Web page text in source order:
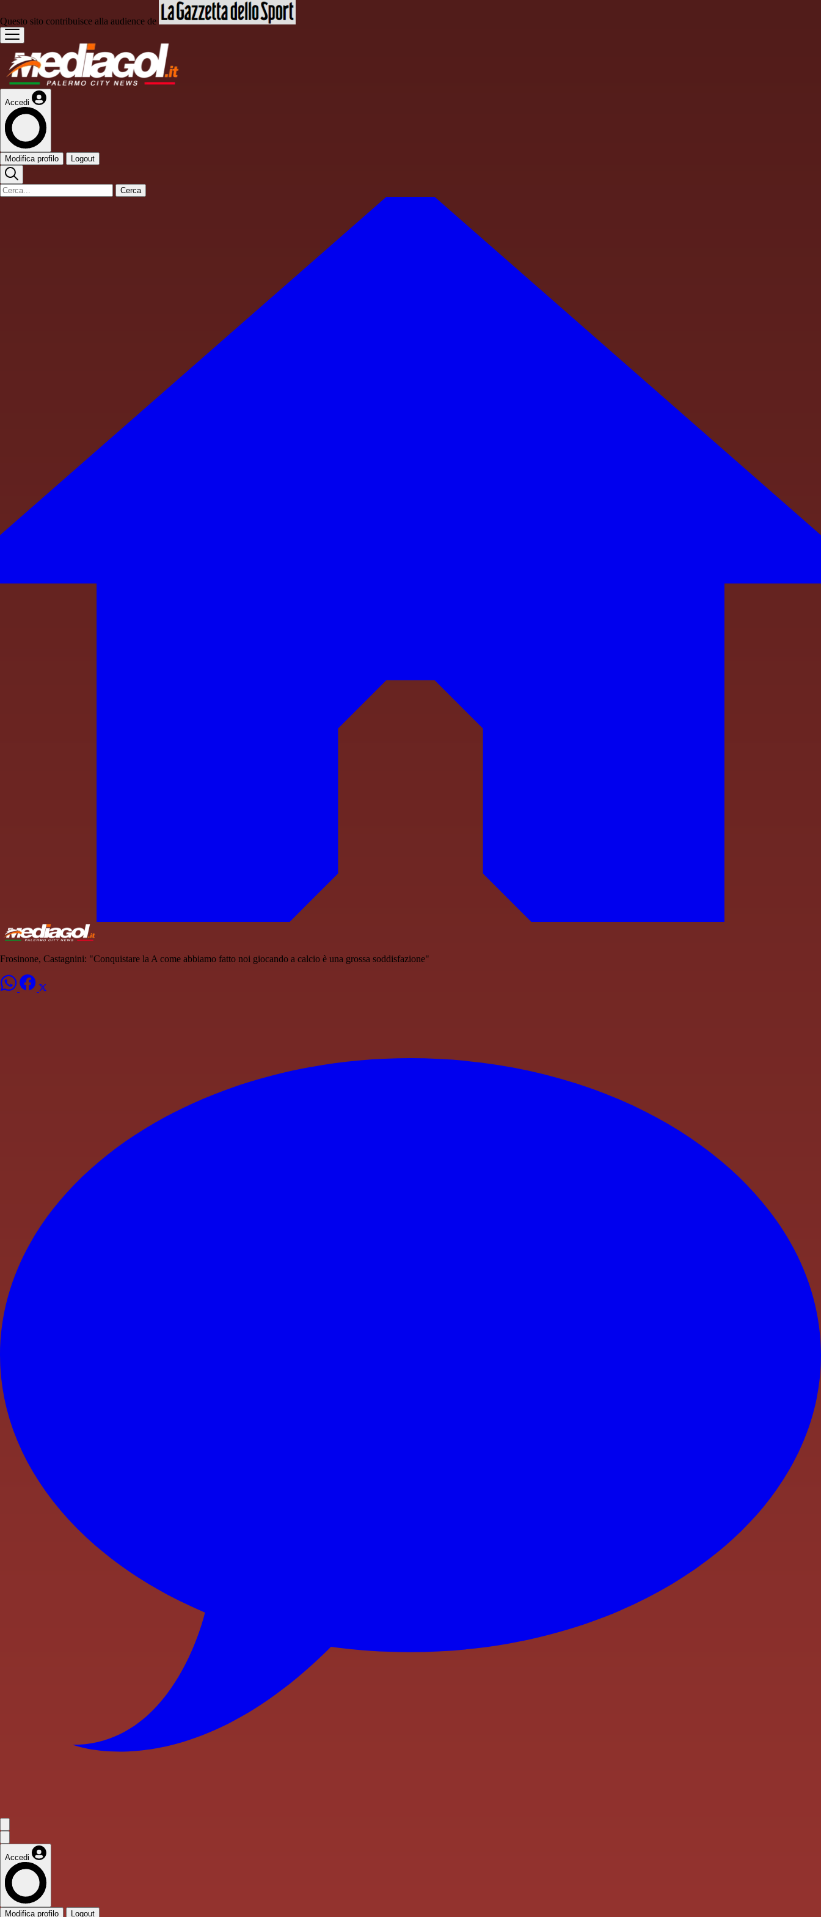
Questo sito contribuisce alla audience de
Accedi
Modifica profilo Logout
Cerca
Frosinone, Castagnini: "Conquistare la A come abbiamo fatto noi giocando a calcio è una grossa soddisfazione"
Accedi
Modifica profilo Logout